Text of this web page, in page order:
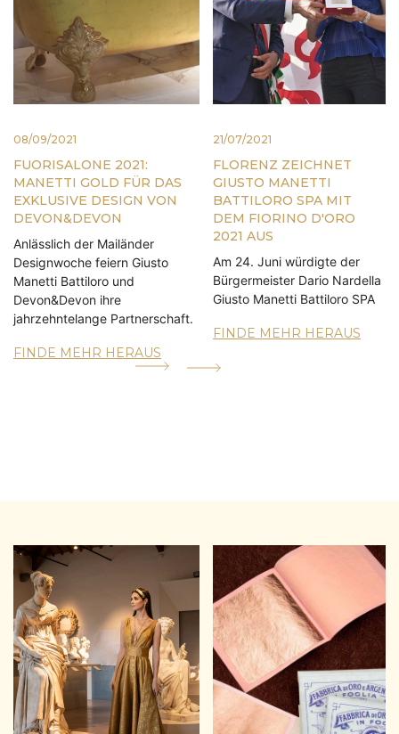
08/09/2021
FUORISALONE 2021:
MANETTI GOLD FÜR DAS
EXKLUSIVE DESIGN VON
DEVON&DEVON
Anlässlich der Mailänder
Designwoche feiern Giusto
Manetti Battiloro und
Devon&Devon ihre
jahrzehntelange Partnerschaft.
FINDE MEHR HERAUS
21/07/2021
FLORENZ ZEICHNET
GIUSTO MANETTI
BATTILORO SPA MIT
DEM FIORINO D'ORO
2021 AUS
Am 24. Juni würdigte der
Bürgermeister Dario Nardella
Giusto Manetti Battiloro SPA
FINDE MEHR HERAUS